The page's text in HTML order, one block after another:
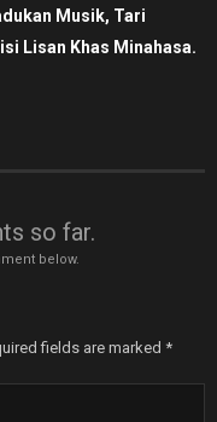
Musik, Tari
Lisan Khas Minahasa.
so far.
below.
fields are marked *